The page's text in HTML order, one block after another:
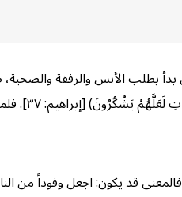
بطلب الأنس والرفقة
لهم الرزق، ماء زمزم، ثم جاء لهم بالناس!
قد يكون: اجعل وفوداً من